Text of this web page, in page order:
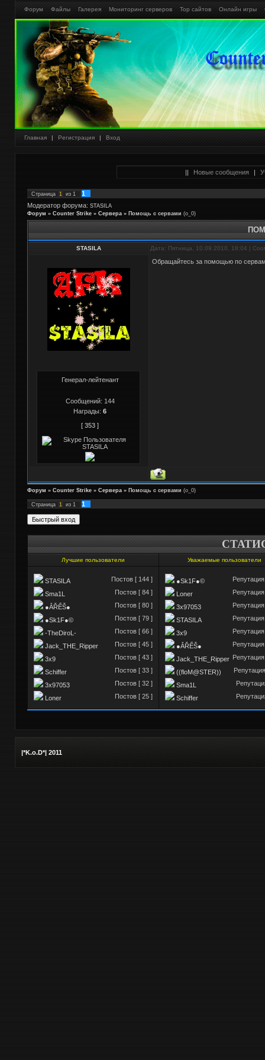
Форум Файлы Галерея Мониторинг серверов Тор сайтов Онлайн игры
Главная | Регистрация | Вход
|| Новые сообщения |
Страница 1 из 1
1
Модератор форума: STASILA
Форум » Counter Strike » Cервера » Помощь с сервами (о_0)
STASILA Дата: Пятница, 10.09.2010, 18:04 |
Генерал-лейтенант
Сообщений: 144
Награды: 6
[ 353 ]
Обращайтесь за помощью по
Форум » Counter Strike » Cервера » Помощь с сервами (о_0)
Страница 1 из 1 1
Лучшие пользователи Уважаемые пользователи
STASILA Постов [ 144 ]
Sma1L Постов [ 84 ]
●ẮŘỂŠ● Постов [ 80 ]
●Sk1F●© Постов [ 79 ]
-TheDiroL- Постов [ 66 ]
Jack_THE_Ripper Постов [ 45 ]
3x9 Постов [ 43 ]
Schiffer Постов [ 33 ]
3x97053 Постов [ 32 ]
Loner Постов [ 25 ]
●Sk1F●©
Loner
3x97053
STASILA
3x9
●ẮŘỂŠ●
Jack_THE_Ripper
((floM@STER))
Sma1L
Schiffer
|*K.o.D*| 2011